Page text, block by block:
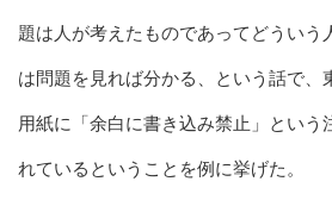
題は人が考えたものであってどういう
は問題を見れば分かる、という話で、
用紙に「余白に書き込み禁止」という
れているということを例に挙げた。